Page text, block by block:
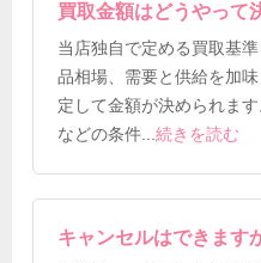
買取金額はどうやって
当店独自で定める買取基
品相場、需要と供給を加
定して金額が決められま
などの条件 ...続きを読む
キャンセルはできます